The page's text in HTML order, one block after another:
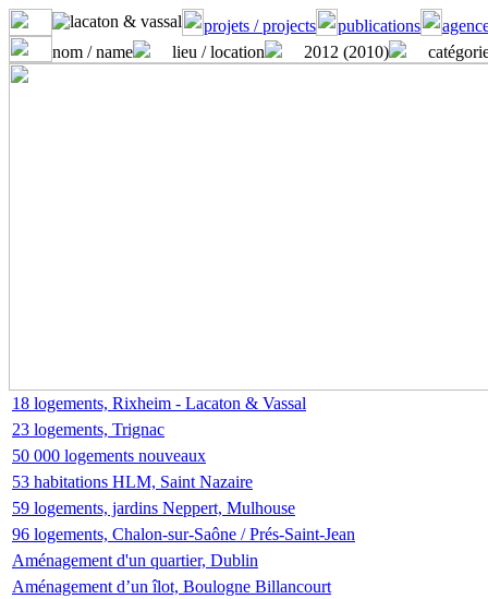
projets / projects publications
nom / name
lieu / location 2012 (2010)
18 logements, Rixheim - Lacaton & Vassal
23 logements, Trignac
50 000 logements nouveaux
53 habitations HLM, Saint Nazaire
59 logements, jardins Neppert, Mulhouse
96 logements, Chalon-sur-Saône / Prés-Saint-Jean
Aménagement d'un quartier, Dublin
Aménagement d’un îlot, Boulogne Billancourt